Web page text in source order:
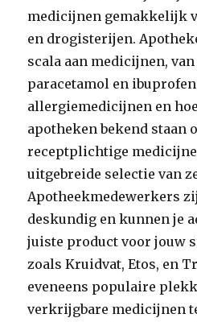
medicijnen gemakkelijk
en drogisterijen.
scala aan medicijnen,
paracetamol en
allergiemedicijnen en
apotheken bekend staan
receptplichtige
uitgebreide selectie van
Apotheekmedewerkers
deskundig en kunnen je
juiste product voor jouw
zoals Kruidvat, Etos, en
eveneens populaire
verkrijgbare medicijnen